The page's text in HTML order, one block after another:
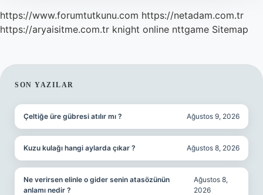
https://www.forumtutkunu.com https://netadam.com.tr
https://aryaisitme.com.tr knight online nttgame Sitemap
SIDEBAR
SON YAZILAR
Çeltiğe üre gübresi atılır mı ? Ağustos 9, 2026
Kuzu kulağı hangi aylarda çıkar ? Ağustos 8, 2026
Ne verirsen elinle o gider senin atasözünün
anlamı nedir ?
Ağustos 8,
2026